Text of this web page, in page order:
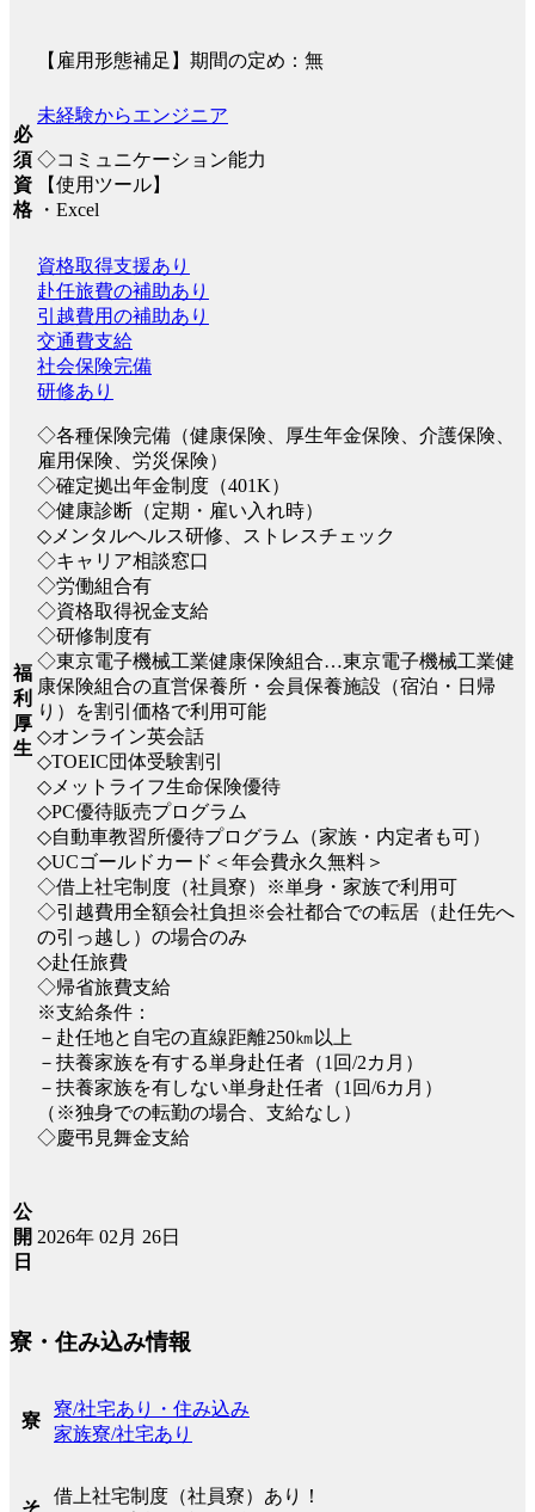
【雇用形態補足】期間の定め：無
必
須
資
格
未経験からエンジニア
◇コミュニケーション能力
【使用ツール】
・Excel
福
利
厚
生
資格取得支援あり
赴任旅費の補助あり
引越費用の補助あり
交通費支給
社会保険完備
研修あり
◇各種保険完備（健康保険、厚生年金保険、介護保険、
雇用保険、労災保険）
◇確定拠出年金制度（401K）
◇健康診断（定期・雇い入れ時）
◇メンタルヘルス研修、ストレスチェック
◇キャリア相談窓口
◇労働組合有
◇資格取得祝金支給
◇研修制度有
◇東京電子機械工業健康保険組合…東京電子機械工業健
康保険組合の直営保養所・会員保養施設（宿泊・日帰
り）を割引価格で利用可能
◇オンライン英会話
◇TOEIC団体受験割引
◇メットライフ生命保険優待
◇PC優待販売プログラム
◇自動車教習所優待プログラム（家族・内定者も可）
◇UCゴールドカード＜年会費永久無料＞
◇借上社宅制度（社員寮）※単身・家族で利用可
◇引越費用全額会社負担※会社都合での転居（赴任先へ
の引っ越し）の場合のみ
◇赴任旅費
◇帰省旅費支給
※支給条件：
－赴任地と自宅の直線距離250㎞以上
－扶養家族を有する単身赴任者（1回/2カ月）
－扶養家族を有しない単身赴任者（1回/6カ月）
（※独身での転勤の場合、支給なし）
◇慶弔見舞金支給
公
開
日
2026年 02月 26日
寮・住み込み情報
寮
寮/社宅あり・住み込み
家族寮/社宅あり
借上社宅制度（社員寮）あり！